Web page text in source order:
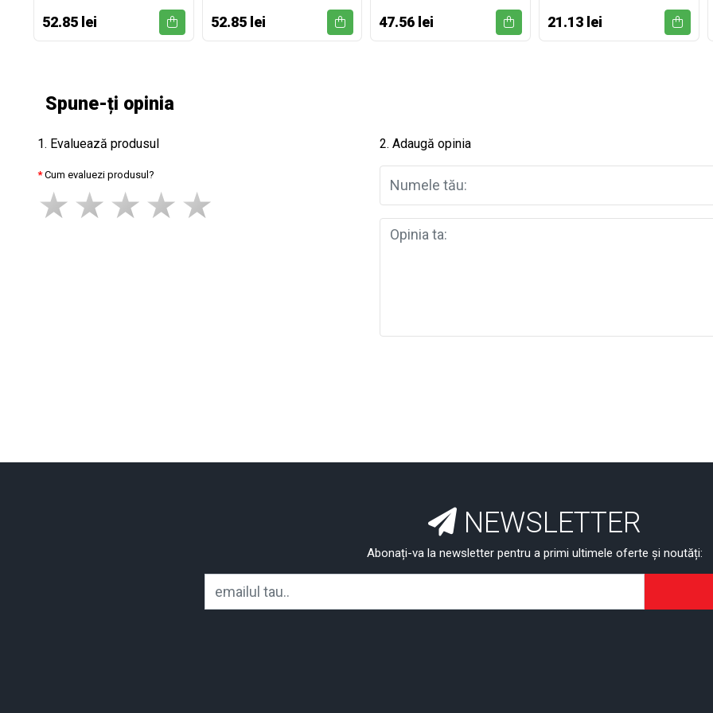
52.85 lei 52.85 lei 47.56 lei 21.13 lei
Spune-ți opinia
1. Evaluează produsul
Cum evaluezi produsul?
2. Adaugă opinia
NEWSLETTER
Abonați-va la newsletter pentru a primi ultimele oferte și noutăți: